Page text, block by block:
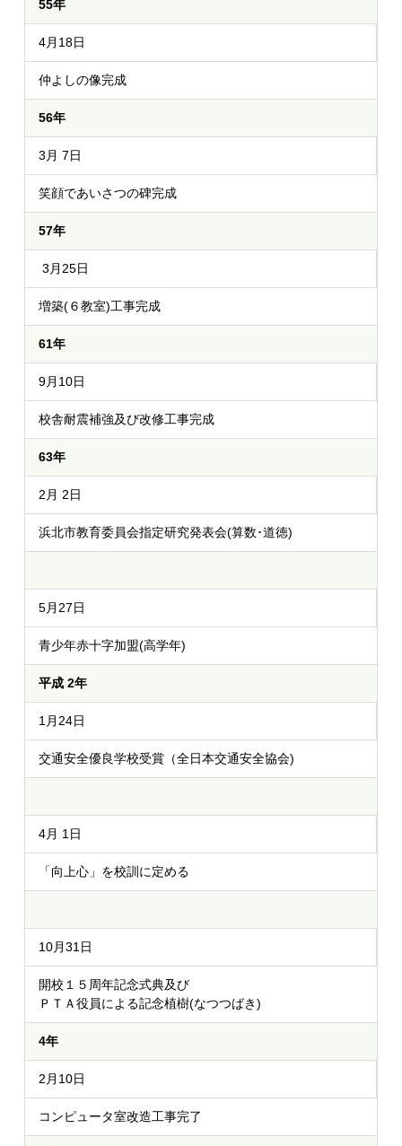
55年
4月18日
仲よしの像完成
56年
3月 7日
笑顔であいさつの碑完成
57年
3月25日
増築(６教室)工事完成
61年
9月10日
校舎耐震補強及び改修工事完成
63年
2月 2日
浜北市教育委員会指定研究発表会(算数･道徳)
5月27日
青少年赤十字加盟(高学年)
平成 2年
1月24日
交通安全優良学校受賞（全日本交通安全協会)
4月 1日
「向上心」を校訓に定める
10月31日
開校１５周年記念式典及び
ＰＴＡ役員による記念植樹(なつつばき)
4年
2月10日
コンピュータ室改造工事完了